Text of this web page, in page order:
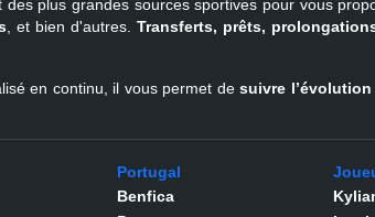
Belgique
plus grandes sources sportives pour vous
, et bien d'autres.Transferts, prêts,
en continu, il vous permet desuivre
Portugal
Benfica